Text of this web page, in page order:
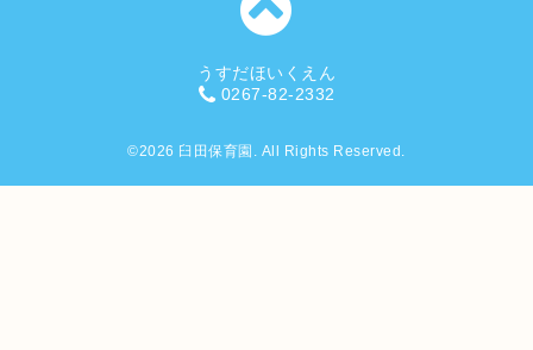
うすだほいくえん
0267-82-2332
©2026 臼田保育園 . All Rights Reserved.